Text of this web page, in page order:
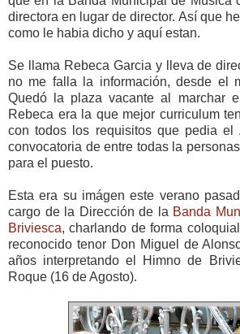
directora en lugar de director. Así que
como le habia dicho y aquí estan.
Se llama Rebeca Garcia y lleva de
no me falla la información, desde el
Quedó la plaza vacante al marchar
Rebeca era la que mejor curriculum
con todos los requisitos que pedia el
convocatoria de entre todas la
para el puesto.
Esta era su imágen este verano
cargo de la Dirección de la Banda
Briviesca, charlando de forma
reconocido tenor Don Miguel de
años interpretando el Himno de
Roque (16 de Agosto).